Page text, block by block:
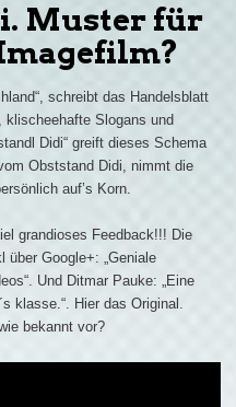
Muster für
schreibt das Handelsblatt
klischeehafte Slogans und
Didi“ greift dieses Schema
Obststand Didi, nimmt die
auf’s Korn.
grandioses Feedback!!! Die
über Google+: „Geniale
Und Ditmar Pauke: „Eine
klasse.“. Hier das Original.
bekannt vor?